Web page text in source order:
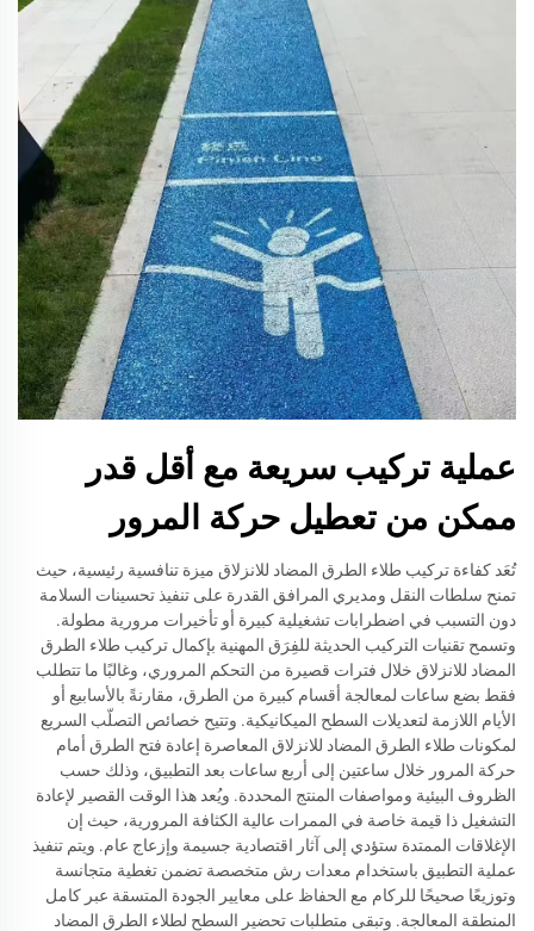
عملية تركيب سريعة مع أقل قدر
ممكن من تعطيل حركة المرور
تُعَد كفاءة تركيب طلاء الطرق المضاد للانزلاق ميزة تنافسية رئيسية، حيث
تمنح سلطات النقل ومديري المرافق القدرة على تنفيذ تحسينات السلامة
دون التسبب في اضطرابات تشغيلية كبيرة أو تأخيرات مرورية مطولة.
وتسمح تقنيات التركيب الحديثة للفِرَق المهنية بإكمال تركيب طلاء الطرق
المضاد للانزلاق خلال فترات قصيرة من التحكم المروري، وغالبًا ما تتطلب
فقط بضع ساعات لمعالجة أقسام كبيرة من الطرق، مقارنةً بالأسابيع أو
الأيام اللازمة لتعديلات السطح الميكانيكية. وتتيح خصائص التصلّب السريع
لمكونات طلاء الطرق المضاد للانزلاق المعاصرة إعادة فتح الطرق أمام
حركة المرور خلال ساعتين إلى أربع ساعات بعد التطبيق، وذلك حسب
الظروف البيئية ومواصفات المنتج المحددة. ويُعد هذا الوقت القصير لإعادة
التشغيل ذا قيمة خاصة في الممرات عالية الكثافة المرورية، حيث إن
الإغلاقات الممتدة ستؤدي إلى آثار اقتصادية جسيمة وإزعاج عام. ويتم تنفيذ
عملية التطبيق باستخدام معدات رش متخصصة تضمن تغطية متجانسة
وتوزيعًا صحيحًا للركام مع الحفاظ على معايير الجودة المتسقة عبر كامل
المنطقة المعالجة. وتبقى متطلبات تحضير السطح لطلاء الطرق المضاد